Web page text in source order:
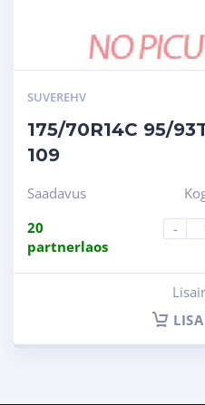
SUVEREHV
175/70R14C 95/
109
Saadavus
20
partnerlaos
-